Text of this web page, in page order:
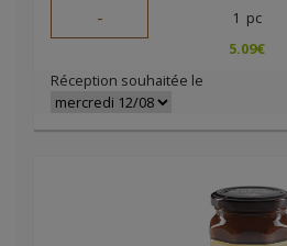
- 1 pc
5.09€
Réception souhaitée le